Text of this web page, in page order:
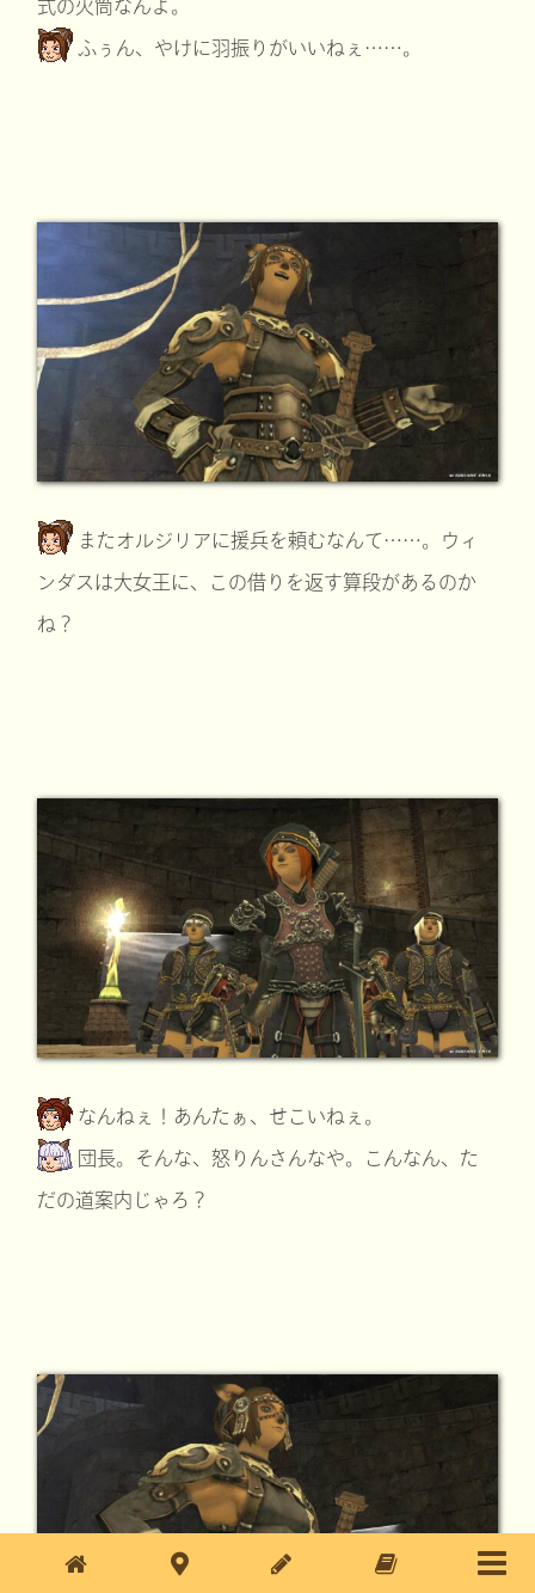
式の火筒なんよ。
ふぅん、やけに羽振りがいいねぇ……。
またオルジリアに援兵を頼むなんて……。ウィ
ンダスは大女王に、この借りを返す算段があるのか
ね？
なんねぇ！あんたぁ、せこいねぇ。
団長。そんな、怒りんさんなや。こんなん、た
だの道案内じゃろ？